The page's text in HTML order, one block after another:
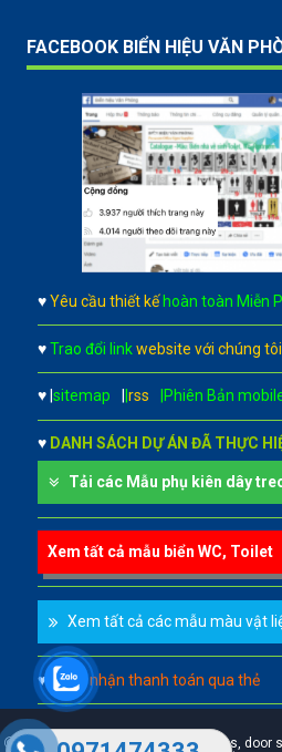
FACEBOOK BIỂN HIỆU VĂN
♥ Yêu cầu thiết kế hoàn toàn Miễn
♥ Trao đổi link website với chúng tôi
♥ |sitemap |rss |Phiên Bản
♥ DANH SÁCH DỰ ÁN ĐÃ THỰC
Tải các Mẫu phụ kiên dây
Xem tất cả mẫu biển WC, Toilet
Xem tất cả các mẫu màu vật
♥ Chấp nhận thanh toán qua thẻ
A leader in professional office signs, door